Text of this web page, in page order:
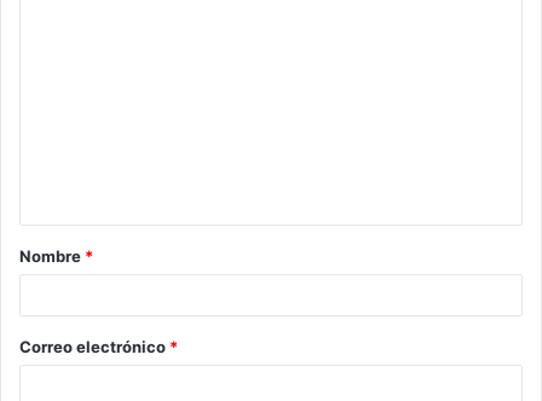
Nombre *
Correo electrónico *